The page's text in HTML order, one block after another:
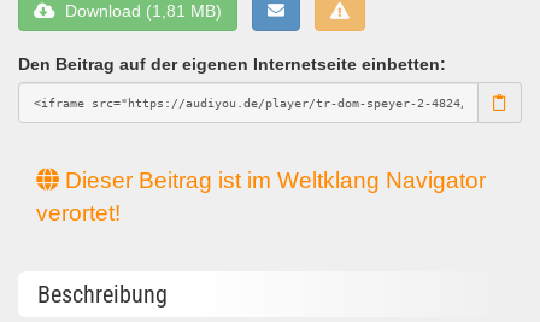
Download (1,81 MB)
Den Beitrag auf der eigenen Internetseite einbetten:
Dieser Beitrag ist im Weltklang Navigator
verortet!
Beschreibung